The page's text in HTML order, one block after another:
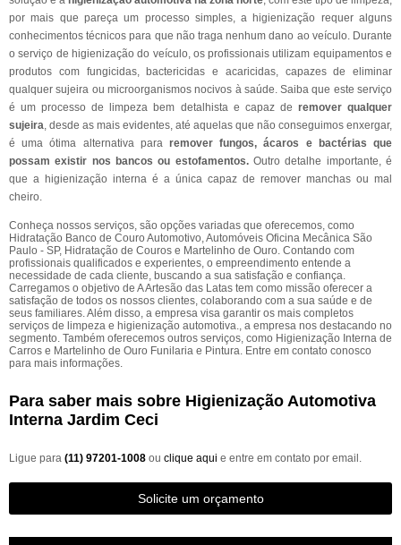
por mais que pareça um processo simples, a higienização requer alguns
conhecimentos técnicos para que não traga nenhum dano ao veículo. Durante
o serviço de higienização do veículo, os profissionais utilizam equipamentos e
produtos com fungicidas, bactericidas e acaricidas, capazes de eliminar
qualquer sujeira ou microorganismos nocivos à saúde. Saiba que este serviço
é um processo de limpeza bem detalhista e capaz de remover qualquer
sujeira, desde as mais evidentes, até aquelas que não conseguimos enxergar,
é uma ótima alternativa para remover fungos, ácaros e bactérias que
possam existir nos bancos ou estofamentos.Outro detalhe importante, é
que a higienização interna é a única capaz de remover manchas ou mal
cheiro.
Conheça nossos serviços, são opções variadas que oferecemos, como
Hidratação Banco de Couro Automotivo, Automóveis Oficina Mecânica São
Paulo - SP, Hidratação de Couros e Martelinho de Ouro. Contando com
profissionais qualificados e experientes, o empreendimento entende a
necessidade de cada cliente, buscando a sua satisfação e confiança.
Carregamos o objetivo de A Artesão das Latas tem como missão oferecer a
satisfação de todos os nossos clientes, colaborando com a sua saúde e de
seus familiares. Além disso, a empresa visa garantir os mais completos
serviços de limpeza e higienização automotiva., a empresa nos destacando no
segmento. Também oferecemos outros serviços, como Higienização Interna de
Carros e Martelinho de Ouro Funilaria e Pintura. Entre em contato conosco
para mais informações.
Para saber mais sobre Higienização Automotiva
Interna Jardim Ceci
Ligue para (11) 97201-1008 ou clique aqui e entre em contato por email.
Solicite um orçamento